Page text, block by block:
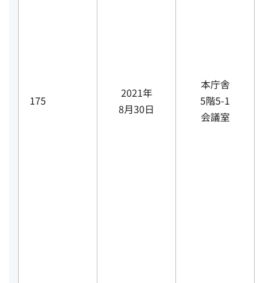
175
2021年
8月30日
本庁舎
5階5-1
会議室